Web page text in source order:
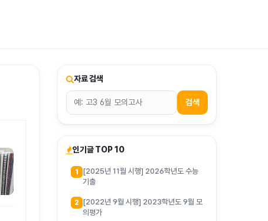
자료 검색
검색
인기글 TOP 10
1
[2025년 11월 시행] 2026학년도 수능
기출
2 [2022년 9월 시행] 2023학년도 9월 모
의평가